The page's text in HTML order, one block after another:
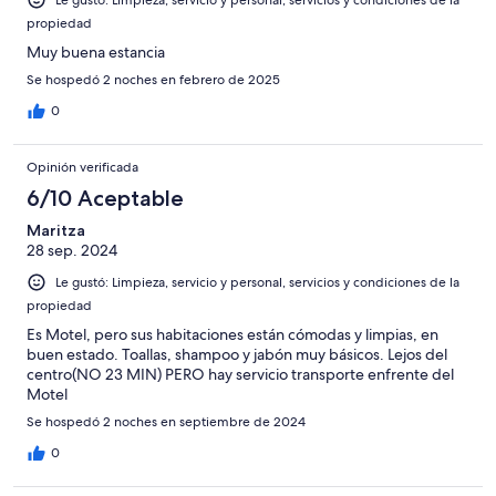
propiedad
Muy buena estancia
Se hospedó 2 noches en febrero de 2025
0
Opinión verificada
6/10 Aceptable
Maritza
28 sep. 2024
Le gustó: Limpieza, servicio y personal, servicios y condiciones de la
propiedad
Es Motel, pero sus habitaciones están cómodas y limpias, en
buen estado. Toallas, shampoo y jabón muy básicos. Lejos del
centro(NO 23 MIN) PERO hay servicio transporte enfrente del
Motel
Se hospedó 2 noches en septiembre de 2024
0